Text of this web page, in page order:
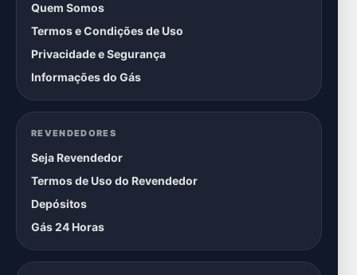
Quem Somos
Termos e Condições de Uso
Privacidade e Segurança
Informações do Gás
REVENDEDORES
Seja Revendedor
Termos de Uso do Revendedor
Depósitos
Gás 24 Horas